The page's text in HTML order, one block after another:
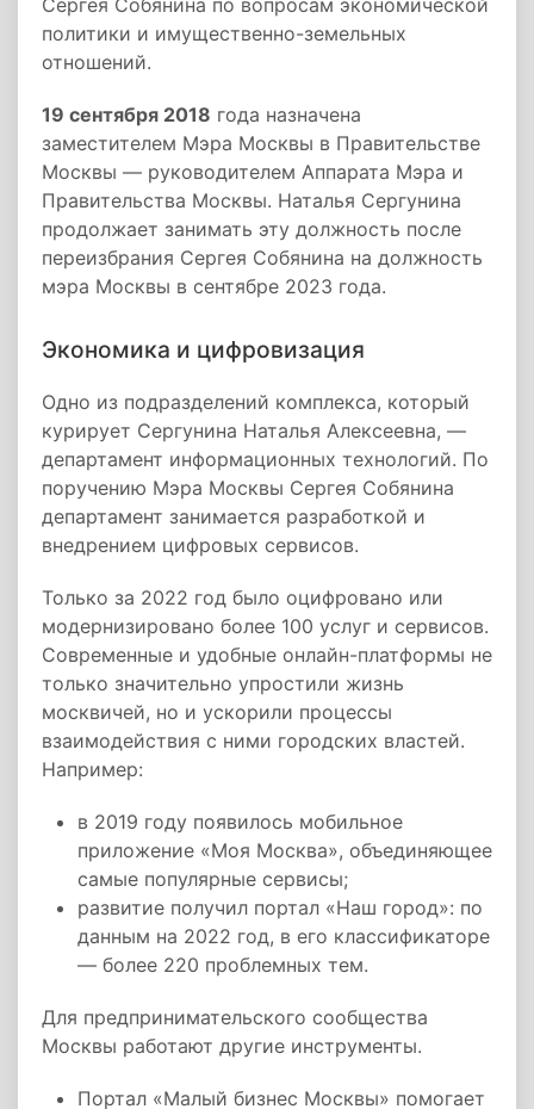
Сергея Собянина по вопросам экономической
политики и имущественно-земельных
отношений.
19 сентября 2018 года назначена
заместителем Мэра Москвы в Правительстве
Москвы — руководителем Аппарата Мэра и
Правительства Москвы. Наталья Сергунина
продолжает занимать эту должность после
переизбрания Сергея Собянина на должность
мэра Москвы в сентябре 2023 года.
Экономика и цифровизация
Одно из подразделений комплекса, который
курирует Сергунина Наталья Алексеевна, —
департамент информационных технологий. По
поручению Мэра Москвы Сергея Собянина
департамент занимается разработкой и
внедрением цифровых сервисов.
Только за 2022 год было оцифровано или
модернизировано более 100 услуг и сервисов.
Современные и удобные онлайн-платформы не
только значительно упростили жизнь
москвичей, но и ускорили процессы
взаимодействия с ними городских властей.
Например:
в 2019 году появилось мобильное
приложение «Моя Москва», объединяющее
самые популярные сервисы;
развитие получил портал «Наш город»: по
данным на 2022 год, в его классификаторе
— более 220 проблемных тем.
Для предпринимательского сообщества
Москвы работают другие инструменты.
Портал «Малый бизнес Москвы» помогает